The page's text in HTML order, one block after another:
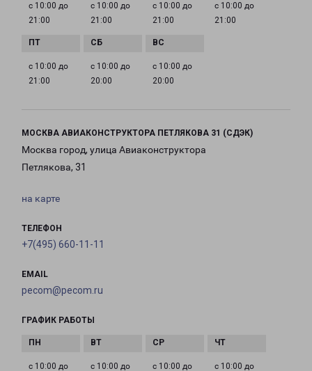
с 10:00 до
21:00
с 10:00 до
21:00
с 10:00 до
21:00
с 10:00 до
21:00
с 10:00 до
21:00
с 10:00 до
20:00
с 10:00 до
20:00
МОСКВА АВИАКОНСТРУКТОРА ПЕТЛЯКОВА 31 (СДЭК)
Москва город, улица Авиаконструктора
Петлякова, 31
на карте
ТЕЛЕФОН
+7(495) 660-11-11
EMAIL
pecom@pecom.ru
ГРАФИК РАБОТЫ
с 10:00 до
с 10:00 до
с 10:00 до
с 10:00 до